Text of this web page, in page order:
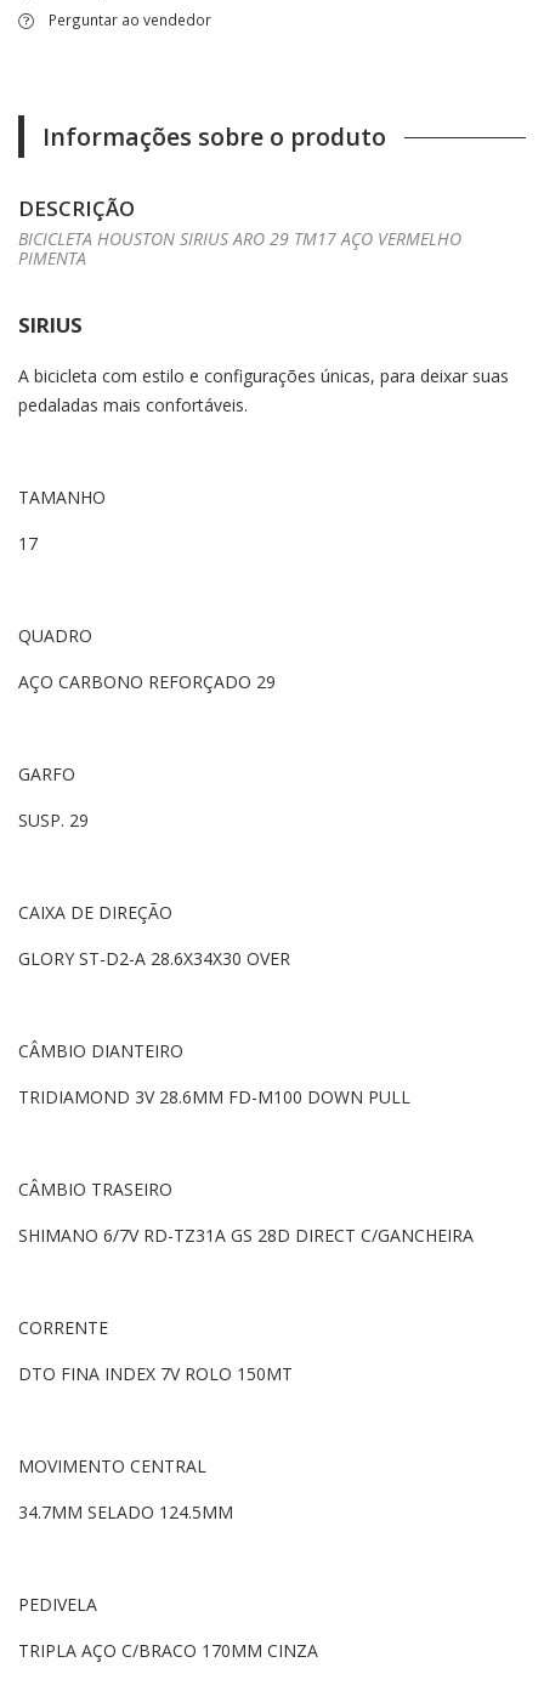
Perguntar ao vendedor
Informações sobre o produto
DESCRIÇÃO
BICICLETA HOUSTON SIRIUS ARO 29 TM17 AÇO VERMELHO
PIMENTA
SIRIUS
A bicicleta com estilo e configurações únicas, para deixar suas
pedaladas mais confortáveis.
TAMANHO
17
QUADRO
AÇO CARBONO REFORÇADO 29
GARFO
SUSP. 29
CAIXA DE DIREÇÃO
GLORY ST-D2-A 28.6X34X30 OVER
CÂMBIO DIANTEIRO
TRIDIAMOND 3V 28.6MM FD-M100 DOWN PULL
CÂMBIO TRASEIRO
SHIMANO 6/7V RD-TZ31A GS 28D DIRECT C/GANCHEIRA
CORRENTE
DTO FINA INDEX 7V ROLO 150MT
MOVIMENTO CENTRAL
34.7MM SELADO 124.5MM
PEDIVELA
TRIPLA AÇO C/BRACO 170MM CINZA